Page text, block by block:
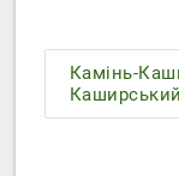
Камінь-
Каширський